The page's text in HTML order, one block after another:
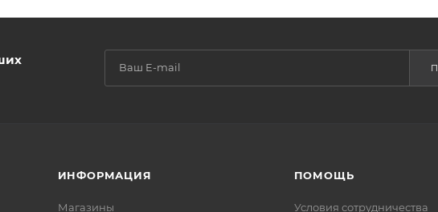
ИНФОРМАЦИЯ
Магазины
ПОМОЩЬ
Условия сотрудничества